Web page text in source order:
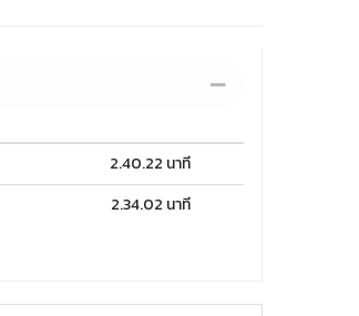
2.40.22 นาที
2.34.02 นาที